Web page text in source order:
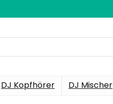
DJ Kopfhörer DJ Mischer